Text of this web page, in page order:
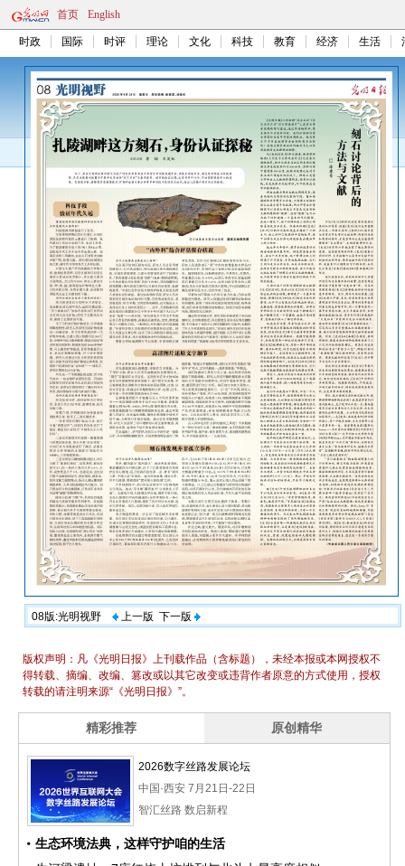
首页 English
时政 国际 时评 理论 文化 科技 教育 经济 生活
08版:光明视野 上一版 下一版